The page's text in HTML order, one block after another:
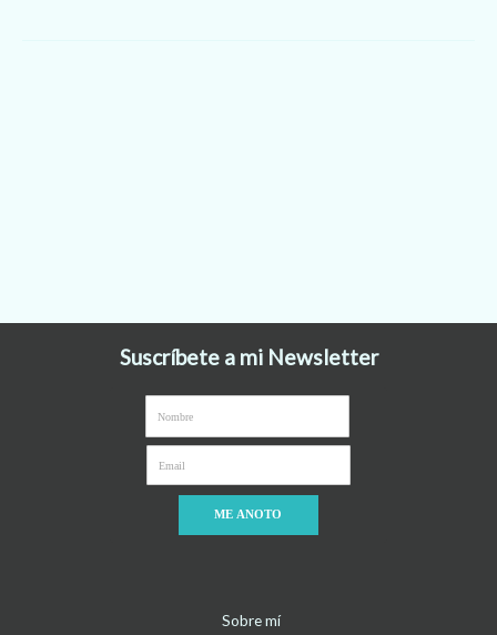
Suscríbete a mi Newsletter
ME ANOTO
Sobre mí